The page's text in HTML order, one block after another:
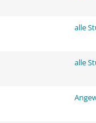
alle
alle